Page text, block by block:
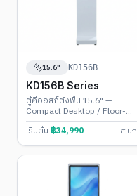
15.6" KD156B
KD156B Series
ตู้คีออสก์ตั้งพื้น 15.6" —
Compact Desktop / Floor-
Stand
เริ่มต้น ฿34,990 สเปก